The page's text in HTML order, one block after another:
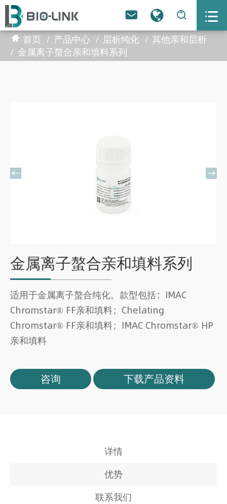
  
首页 产品中心 层析纯化
其他亲和层析
金属离子螯合亲和填料系列
 
金属离子螯合亲和填料系列
适用于金属离子螯合纯化。款型包括：IMAC
Chromstar® FF亲和填料；Chelating
Chromstar® FF亲和填料；IMAC Chromstar® HP
亲和填料
咨询 下载产品资料
详情
优势
联系我们